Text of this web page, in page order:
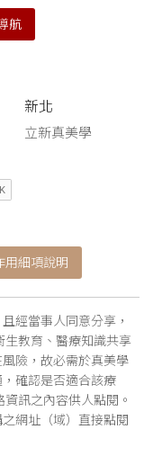
航
新北
立新真美學
用細項說明
經當事人同意分享，
生教育、醫療知識共享
險，故必需於真美學
確認是否適合該療
訊之內容供人點閱。
網址（域）直接點閱